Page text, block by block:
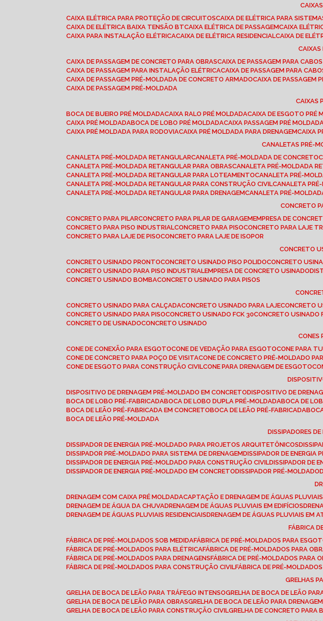
CAIXA ELÉTRICA PARA PROTEÇÃO DE CIRCUITOS CAIXA DE ELÉTRICA PARA
CAIXA DE ELÉTRICA BAIXA TENSÃO BT CAIXA ELÉTRICA DE PASSAGEM CAIXA
CAIXA PARA INSTALAÇÃO ELÉTRICA CAIXA DE ELÉTRICA RESIDENCIAL CAIXA DE
CAIXA DE PASSAGEM DE CONCRETO PARA OBRAS CAIXA DE PASSAGEM PARA
CAIXA DE PASSAGEM PARA INSTALAÇÃO ELÉTRICA CAIXA DE PASSAGEM PARA
CAIXA DE PASSAGEM PRÉ-MOLDADA DE CONCRETO ARMADO CAIXA DE PASSAGEM
CAIXA DE PASSAGEM PRÉ-MOLDADA
CAIXAS
BOCA DE BUEIRO PRÉ MOLDADA CAIXA RALO PRÉ MOLDADA CAIXA DE ESGOTO PRÉ
CAIXA PRÉ MOLDADA BOCA DE LOBO PRÉ MOLDADA CAIXA PASSAGEM PRÉ
CAIXA PRÉ MOLDADA PARA RODOVIA CAIXA PRÉ MOLDADA PARA DRENAGEM CAIXA
CANALETAS PRÉ-
CANALETA PRÉ-MOLDADA RETANGULAR CANALETA PRÉ-MOLDADA DE CONCRETO
CANALETA PRÉ-MOLDADA RETANGULAR PARA OBRAS CANALETA PRÉ-MOLDADA
CANALETA PRÉ-MOLDADA RETANGULAR PARA LOTEAMENTO CANALETA PRÉ-
CANALETA PRÉ-MOLDADA RETANGULAR PARA CONSTRUÇÃO CIVIL CANALETA
CANALETA PRÉ-MOLDADA RETANGULAR PARA DRENAGEM CANALETA PRÉ-
CONCRETO
CONCRETO PARA PILAR CONCRETO PARA PILAR DE GARAGEM EMPRESA DE
CONCRETO PARA PISO INDUSTRIAL CONCRETO PARA PISO CONCRETO PARA LAJE
CONCRETO PARA LAJE DE PISO CONCRETO PARA LAJE DE ISOPOR
CONCRETO
CONCRETO USINADO PRONTO CONCRETO USINADO PISO POLIDO CONCRETO
CONCRETO USINADO PARA PISO INDUSTRIAL EMPRESA DE CONCRETO USINADO
CONCRETO USINADO BOMBA CONCRETO USINADO PARA PISOS
CONCRETO USINADO PARA CALÇADA CONCRETO USINADO PARA LAJE CONCRETO
CONCRETO USINADO PARA PISO CONCRETO USINADO FCK 30 CONCRETO USINADO
CONCRETO DE USINADO CONCRETO USINADO
CONE DE CONEXÃO PARA ESGOTO CONE DE VEDAÇÃO PARA ESGOTO CONE PARA
CONE DE CONCRETO PARA POÇO DE VISITA CONE DE CONCRETO PRÉ-MOLDADO
CONE DE ESGOTO PARA CONSTRUÇÃO CIVIL CONE PARA DRENAGEM DE ESGOTO
DISPOSITIVO DE DRENAGEM PRÉ-MOLDADO EM CONCRETO DISPOSITIVO DE
BOCA DE LOBO PRÉ-FABRICADA BOCA DE LOBO DUPLA PRÉ-MOLDADA BOCA DE
BOCA DE LEÃO PRÉ-FABRICADA EM CONCRETO BOCA DE LEÃO PRÉ-FABRICADA
BOCA DE LEÃO PRÉ-MOLDADA
DISSIPADORES
DISSIPADOR DE ENERGIA PRÉ-MOLDADO PARA PROJETOS ARQUITETÔNICOS
DISSIPADOR PRÉ-MOLDADO PARA SISTEMA DE DRENAGEM DISSIPADOR DE
DISSIPADOR DE ENERGIA PRÉ-MOLDADO PARA CONSTRUÇÃO CIVIL DISSIPADOR DE
DISSIPADOR DE ENERGIA PRÉ-MOLDADO EM CONCRETO DISSIPADOR PRÉ-MOLDADO
DRENAGEM COM CAIXA PRÉ MOLDADA CAPTAÇÃO E DRENAGEM DE ÁGUAS PLUVIAIS
DRENAGEM DE ÁGUA DA CHUVA DRENAGEM DE ÁGUAS PLUVIAIS EM EDIFÍCIOS
DRENAGEM DE ÁGUAS PLUVIAIS RESIDENCIAIS DRENAGEM DE ÁGUAS PLUVIAIS EM
FÁBRICA
FÁBRICA DE PRÉ-MOLDADOS SOB MEDIDA FÁBRICA DE PRÉ-MOLDADOS PARA
FÁBRICA DE PRÉ-MOLDADOS PARA ELÉTRICA FÁBRICA DE PRÉ-MOLDADOS PARA
FÁBRICA DE PRÉ-MOLDADOS PARA DRENAGENS FÁBRICA DE PRÉ-MOLDADOS PARA
FÁBRICA DE PRÉ-MOLDADOS PARA CONSTRUÇÃO CIVIL FÁBRICA DE PRÉ-
GRELHAS
GRELHA DE BOCA DE LEÃO PARA TRÁFEGO INTENSO
GRELHA DE BOCA DE LEÃO
GRELHA DE BOCA DE LEÃO PARA OBRAS
GRELHA DE BOCA DE LEÃO PARA DRENAGEM
GRELHA DE BOCA DE LEÃO PARA CONSTRUÇÃO CIVIL
GRELHA DE CONCRETO PARA